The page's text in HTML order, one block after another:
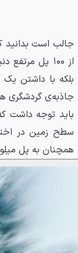
جالب است بدانید
از ۱۰۰ پل
جاذبه‌ی گردشگری
باید توجه داشت
سطح زمین در
همچنان به پل میلو در